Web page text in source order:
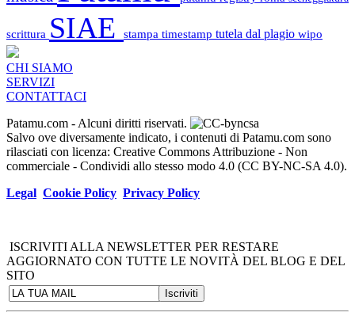
scrittura SIAE stampa timestamp tutela dal plagio wipo
CHI SIAMO
SERVIZI
CONTATTACI
Patamu.com - Alcuni diritti riservati.
Salvo ove diversamente indicato, i contenuti di Patamu.com sono
rilasciati con licenza: Creative Commons Attribuzione - Non
commerciale - Condividi allo stesso modo 4.0 (CC BY-NC-SA 4.0).
Legal Cookie Policy Privacy Policy
ISCRIVITI ALLA NEWSLETTER PER RESTARE
AGGIORNATO CON TUTTE LE NOVITÀ DEL BLOG E DEL
SITO